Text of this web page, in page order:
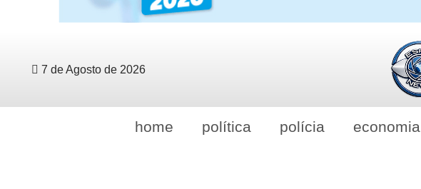
7 de Agosto de 2026
home política polícia economia